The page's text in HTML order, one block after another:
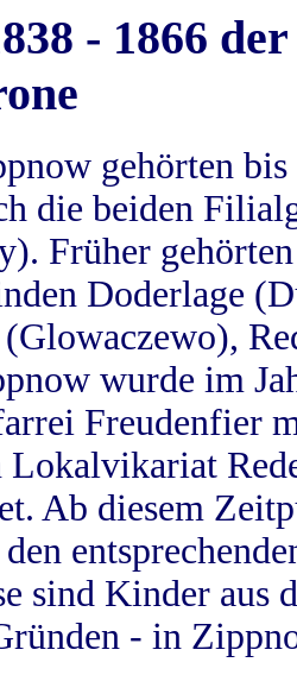
- 1866
gehörten
die beiden
Früher
Doderlage
wurde im
Freudenfier
Lokalvikariat
Ab diesem
sind Kinder aus
- in